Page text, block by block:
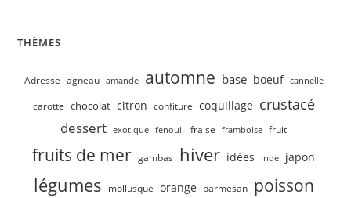
THÈMES
Adresse agneau amande automne base boeuf cannelle
carotte chocolat citron confiture coquillage crustacé
dessert exotique fenouil fraise framboise fruit
fruits de mer gambas hiver idées inde japon
légumes mollusque orange parmesan poisson